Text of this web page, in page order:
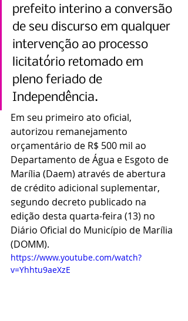
prefeito interino a conversão
de seu discurso em qualquer
intervenção ao processo
licitatório retomado em
pleno feriado de
Independência.
Em seu primeiro ato oficial,
autorizou remanejamento
orçamentário de R$ 500 mil ao
Departamento de Água e Esgoto de
Marília (Daem) através de abertura
de crédito adicional suplementar,
segundo decreto publicado na
edição desta quarta-feira (13) no
Diário Oficial do Município de Marília
(DOMM).
https://www.youtube.com/watch?
v=Yhhtu9aeXzE